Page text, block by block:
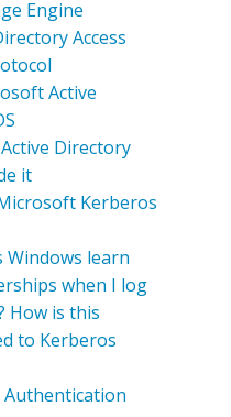
Engine
Access
Active
Directory
it
Kerberos
Windows learn
when I log
How is this
to Kerberos